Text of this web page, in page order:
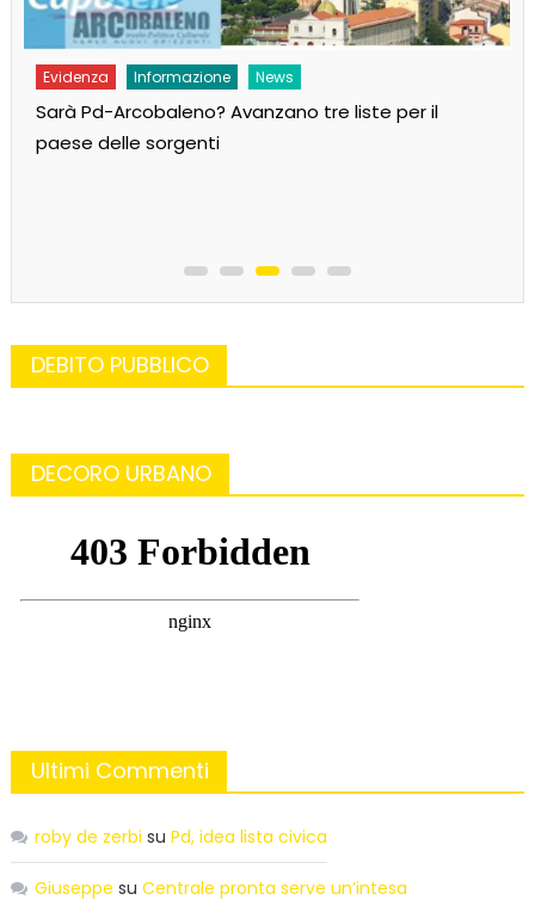
Evidenza Informazione News
Sarà Pd-Arcobaleno? Avanzano tre liste per il
paese delle sorgenti
DEBITO PUBBLICO
DECORO URBANO
Ultimi Commenti
roby de zerbi su Pd, idea lista civica
Giuseppe su Centrale pronta serve un’intesa